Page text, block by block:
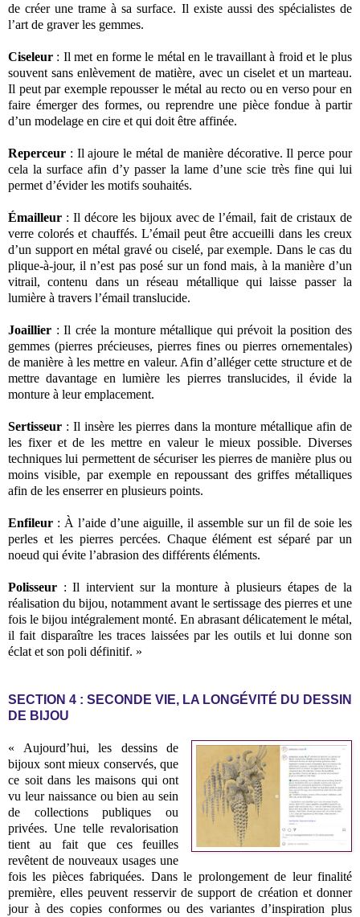
de créer une trame à sa surface. Il existe aussi des spécialistes de
l’art de graver les gemmes.
Ciseleur : Il met en forme le métal en le travaillant à froid et le plus
souvent sans enlèvement de matière, avec un ciselet et un marteau.
Il peut par exemple repousser le métal au recto ou en verso pour en
faire émerger des formes, ou reprendre une pièce fondue à partir
d’un modelage en cire et qui doit être affinée.
Reperceur : Il ajoure le métal de manière décorative. Il perce pour
cela la surface afin d’y passer la lame d’une scie très fine qui lui
permet d’évider les motifs souhaités.
Émailleur : Il décore les bijoux avec de l’émail, fait de cristaux de
verre colorés et chauffés. L’émail peut être accueilli dans les creux
d’un support en métal gravé ou ciselé, par exemple. Dans le cas du
plique-à-jour, il n’est pas posé sur un fond mais, à la manière d’un
vitrail, contenu dans un réseau métallique qui laisse passer la
lumière à travers l’émail translucide.
Joaillier : Il crée la monture métallique qui prévoit la position des
gemmes (pierres précieuses, pierres fines ou pierres ornementales)
de manière à les mettre en valeur. Afin d’alléger cette structure et de
mettre davantage en lumière les pierres translucides, il évide la
monture à leur emplacement.
Sertisseur : Il insère les pierres dans la monture métallique afin de
les fixer et de les mettre en valeur le mieux possible. Diverses
techniques lui permettent de sécuriser les pierres de manière plus ou
moins visible, par exemple en repoussant des griffes métalliques
afin de les enserrer en plusieurs points.
Enfileur : À l’aide d’une aiguille, il assemble sur un fil de soie les
perles et les pierres percées. Chaque élément est séparé par un
noeud qui évite l’abrasion des différents éléments.
Polisseur : Il intervient sur la monture à plusieurs étapes de la
réalisation du bijou, notamment avant le sertissage des pierres et une
fois le bijou intégralement monté. En abrasant délicatement le métal,
il fait disparaître les traces laissées par les outils et lui donne son
éclat et son poli définitif. »
SECTION 4 : SECONDE VIE, LA LONGÉVITÉ DU DESSIN
DE BIJOU
« Aujourd’hui, les dessins de
bijoux sont mieux conservés, que
ce soit dans les maisons qui ont
vu leur naissance ou bien au sein
de collections publiques ou
privées. Une telle revalorisation
tient au fait que ces feuilles
revêtent de nouveaux usages une
fois les pièces fabriquées. Dans le prolongement de leur finalité
première, elles peuvent resservir de support de création et donner
jour à des copies conformes ou des variantes d’inspiration plus